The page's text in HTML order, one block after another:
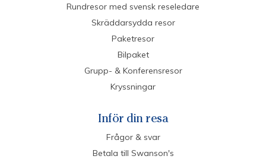
Rundresor med svensk reseledare
Skräddarsydda resor
Paketresor
Bilpaket
Grupp- & Konferensresor
Kryssningar
Inför din resa
Frågor & svar
Betala till Swanson's